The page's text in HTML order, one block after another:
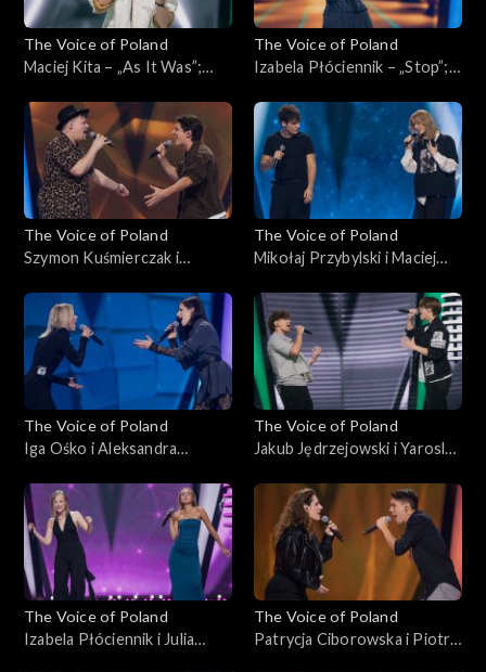
The Voice of Poland
Maciej Kita – „As It Was”;
Nokaut, 2 listopada 2024
The Voice of Poland
Izabela Płóciennik – „Stop”;
Nokaut, 2 listopada 2024
The Voice of Poland
Szymon Kuśmierczak i
„Nieśmiertelni”; „The Voice
of Poland”, Bitwy, 26
października 2024
The Voice of Poland
Mikołaj Przybylski i Maciej
więcej”; „The Voice of
Poland”, Bitwy, 26
października 2024
The Voice of Poland
Iga Ośko i Aleksandra
License”; „The Voice of
Poland”, Bitwy, 26
października 2024
The Voice of Poland
Jakub Jędrzejowski i Yaroslav
„The Voice of Poland”, Bitwy,
26 października 2024
The Voice of Poland
Izabela Płóciennik i Julia
The Voice of Poland
Patrycja Ciborowska i Piotr